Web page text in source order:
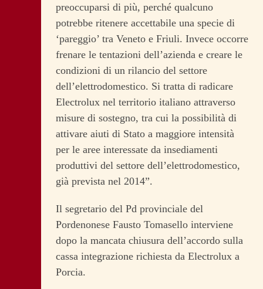
preoccuparsi di più, perché qualcuno
potrebbe ritenere accettabile una specie di
‘pareggio’ tra Veneto e Friuli. Invece occorre
frenare le tentazioni dell’azienda e creare le
condizioni di un rilancio del settore
dell’elettrodomestico. Si tratta di radicare
Electrolux nel territorio italiano attraverso
misure di sostegno, tra cui la possibilità di
attivare aiuti di Stato a maggiore intensità
per le aree interessate da insediamenti
produttivi del settore dell’elettrodomestico,
già prevista nel 2014”.
Il segretario del Pd provinciale del
Pordenonese Fausto Tomasello interviene
dopo la mancata chiusura dell’accordo sulla
cassa integrazione richiesta da Electrolux a
Porcia.